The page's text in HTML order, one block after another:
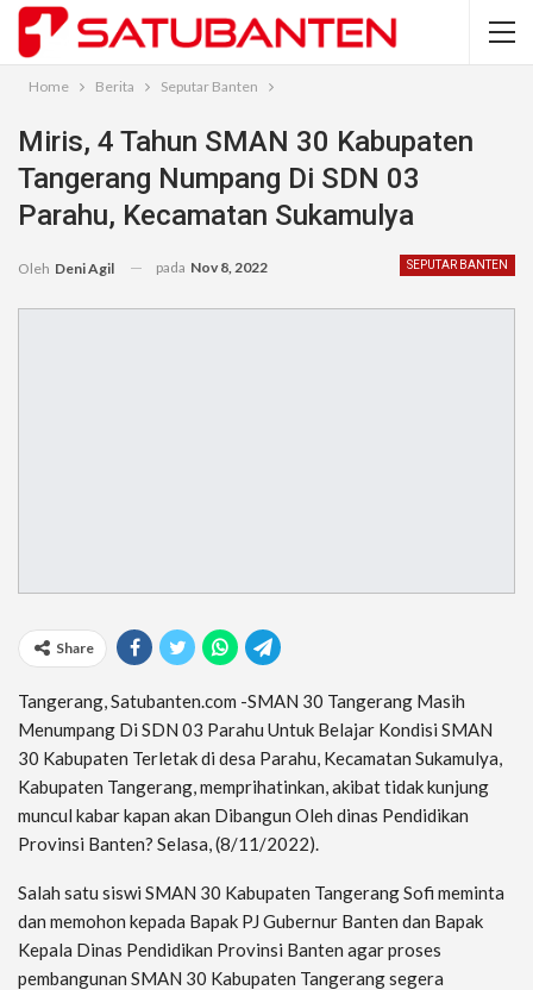
Home Berita Seputar Banten
Miris, 4 Tahun SMAN 30 Kabupaten
Tangerang Numpang Di SDN 03
Parahu, Kecamatan Sukamulya
SEPUTAR BANTEN
Oleh Deni Agil pada Nov 8, 2022
Share
Tangerang, Satubanten.com -SMAN 30 Tangerang Masih
Menumpang Di SDN 03 Parahu Untuk Belajar Kondisi SMAN
30 Kabupaten Terletak di desa Parahu, Kecamatan Sukamulya,
Kabupaten Tangerang, memprihatinkan, akibat tidak kunjung
muncul kabar kapan akan Dibangun Oleh dinas Pendidikan
Provinsi Banten? Selasa, (8/11/2022).
Salah satu siswi SMAN 30 Kabupaten Tangerang Sofi meminta
dan memohon kepada Bapak PJ Gubernur Banten dan Bapak
Kepala Dinas Pendidikan Provinsi Banten agar proses
pembangunan SMAN 30 Kabupaten Tangerang segera